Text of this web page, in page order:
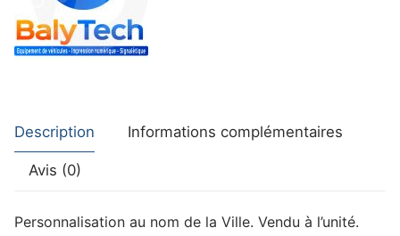
Description Informations complémentaires
Avis (0)
Personnalisation au nom de la Ville. Vendu à l’unité.